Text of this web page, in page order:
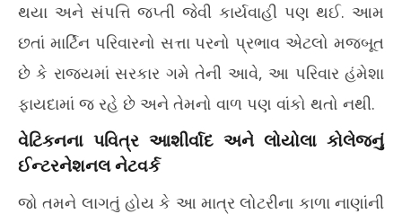
થયા અને સંપત્તિ જપ્તી જેવી કાર્યવાહી પણ થઈ. આમ
છતાં માર્ટિન પરિવારનો સત્તા પરનો પ્રભાવ એટલો મજબૂત
છે કે રાજ્યમાં સરકાર ગમે તેની આવે, આ પરિવાર હંમેશા
ફાયદામાં જ રહે છે અને તેમનો વાળ પણ વાંકો થતો નથી.
વેટિકનના પવિત્ર આશીર્વાદ અને લોયોલા કોલેજનું
ઈન્ટરનેશનલ નેટવર્ક
જો તમને લાગતું હોય કે આ માત્ર લોટરીના કાળા નાણાંની